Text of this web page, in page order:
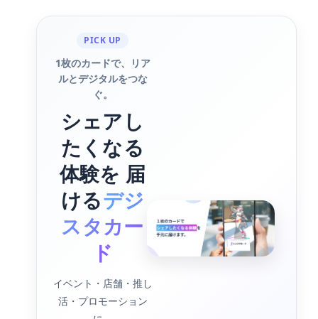
PICK UP
1枚のカードで、リア
ルとデジタルをつな
ぐ。
シェアし
たくなる
体験を 届
けるデジ
スタカー
ド
イベント・店舗・推し
活・プロモーション